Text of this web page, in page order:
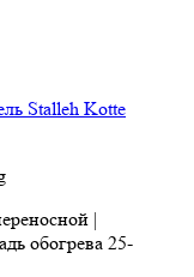
Stalleh Kotte
|
обогрева 25-